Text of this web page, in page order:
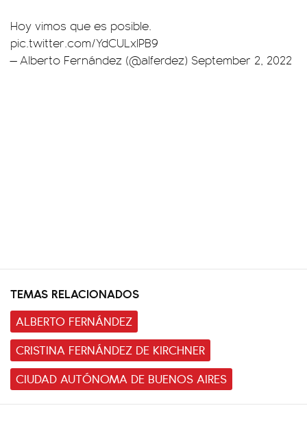
Hoy vimos que es posible.
pic.twitter.com/YdCULxlPB9
— Alberto Fernández (@alferdez) September 2, 2022
TEMAS RELACIONADOS
ALBERTO FERNÁNDEZ
CRISTINA FERNÁNDEZ DE KIRCHNER
CIUDAD AUTÓNOMA DE BUENOS AIRES